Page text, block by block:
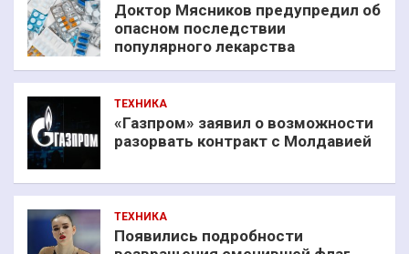
Доктор Мясников предупредил об
опасном последствии
популярного лекарства
ТЕХНИКА
«Газпром» заявил о возможности
разорвать контракт с Молдавией
ТЕХНИКА
Появились подробности